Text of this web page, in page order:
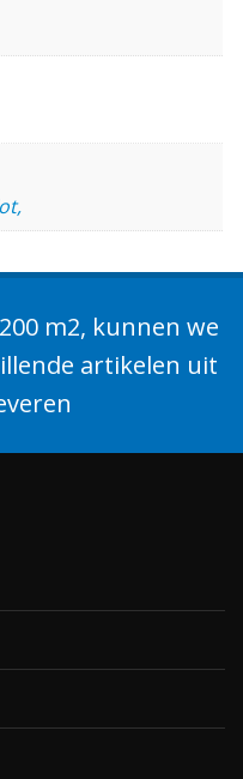
m2, kunnen we
artikelen uit